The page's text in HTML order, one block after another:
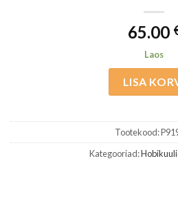
65.00
Laos
LISA
Tootekood:
Kategooriad: